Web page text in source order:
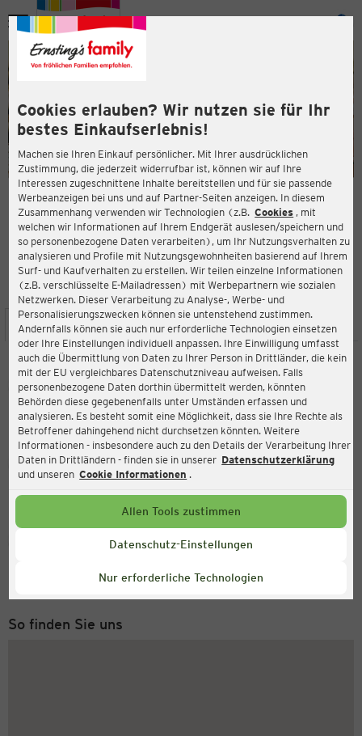
Cookies erlauben? Wir nutzen sie für Ihr
bestes Einkaufserlebnis!
Machen sie Ihren Einkauf persönlicher. Mit Ihrer ausdrücklichen
Zustimmung, die jederzeit widerrufbar ist, können wir auf Ihre
Interessen zugeschnittene Inhalte bereitstellen und für sie passende
Werbeanzeigen bei uns und auf Partner-Seiten anzeigen. In diesem
Zusammenhang verwenden wir Technologien (z.B. Cookies , mit
welchen wir Informationen auf Ihrem Endgerät auslesen/speichern und
so personenbezogene Daten verarbeiten), um Ihr Nutzungsverhalten zu
analysieren und Profile mit Nutzungsgewohnheiten basierend auf Ihrem
Surf- und Kaufverhalten zu erstellen. Wir teilen einzelne Informationen
(z.B. verschlüsselte E-Mailadressen) mit Werbepartnern wie sozialen
Netzwerken. Dieser Verarbeitung zu Analyse-, Werbe- und
Personalisierungszwecken können sie untenstehend zustimmen.
Andernfalls können sie auch nur erforderliche Technologien einsetzen
oder Ihre Einstellungen individuell anpassen. Ihre Einwilligung umfasst
auch die Übermittlung von Daten zu Ihrer Person in Drittländer, die kein
mit der EU vergleichbares Datenschutzniveau aufweisen. Falls
personenbezogene Daten dorthin übermittelt werden, könnten
Behörden diese gegebenenfalls unter Umständen erfassen und
analysieren. Es besteht somit eine Möglichkeit, dass sie Ihre Rechte als
Betroffener dahingehend nicht durchsetzen könnten. Weitere
Informationen - insbesondere auch zu den Details der Verarbeitung Ihrer
Daten in Drittländern - finden sie in unserer Datenschutzerklärung
und unseren Cookie Informationen .
Allen Tools zustimmen
Datenschutz-Einstellungen
Nur erforderliche Technologien
Menü
ERNSTING'S FAMILY FILIALE
Markt 22-23
23758 Oldenburg in Holstein
4,3
Bewertung:
STANDORT SERVICES SORTIMENT AKTIONEN
Ernsting's family
Markt 22-23, 23758 Oldenburg in Holstein
Aktuell:
Geöffnet
Service Hotline
Montag bis Freitag 8-18 Uhr
So finden Sie uns